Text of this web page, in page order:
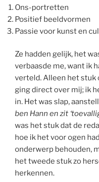
Ons-portretten
Positief beeldvormen
Passie voor kunst en
Ze hadden gelijk, het
verbaasde me, want ik
verteld. Alleen het
ging direct over mij; ik
in. Het was slap,
ben Hann en zit
was het stuk dat de
hoe ik het voor ogen
onderwerp behouden,
het tweede stuk zo
herkennen.